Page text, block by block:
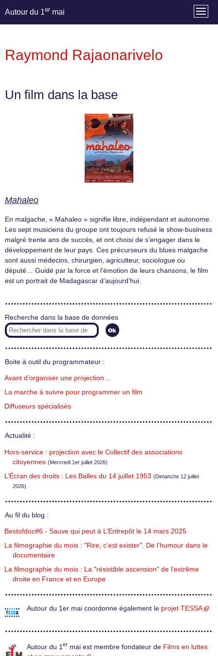
Autour du 1er mai
Raymond Rajaonarivelo
Un film dans la base
Mahaleo
En malgache, « Mahaleo » signifie libre, indépendant et autonome.
Les sept musiciens du groupe ont toujours refusé le show-business
malgré trente ans de succès, et ont choisi de s’engager dans le
développement de leur pays. Ces précurseurs du blues malgache
sont aussi médecins, chirurgien, agriculteur, sociologue ou
député… Guidé par la force et l’émotion de leurs chansons, le film
est un portrait de Madagascar d’aujourd’hui.
Recherche dans la base de données
Boite à outil du programmateur :
Avant d’organiser une projection…
La marche à suivre pour programmer un film
Diffuseurs spécialisés
Actualité :
Hors-service : projection avec le Collectif des associations
citoyennes (Mercredi 1er juillet 2026)
L’Écran des droits : Les Balles du 14 juillet 1953 (Dimanche 12 juillet
2026)
Au fil du blog :
Bestofdoc#6 - Sauve qui peut à L’Entrepôt le 14 mars 2025
La filmographie du mois : "Rire, c’est exister". De l’humour dans le
documentaire
La filmographie du mois : La "résistible ascension" de l’extrême
droite en France et en Europe
Autour du 1er mai coordonne également le projet TESSA
Autour du 1 er mai est membre fondateur de Films en luttes